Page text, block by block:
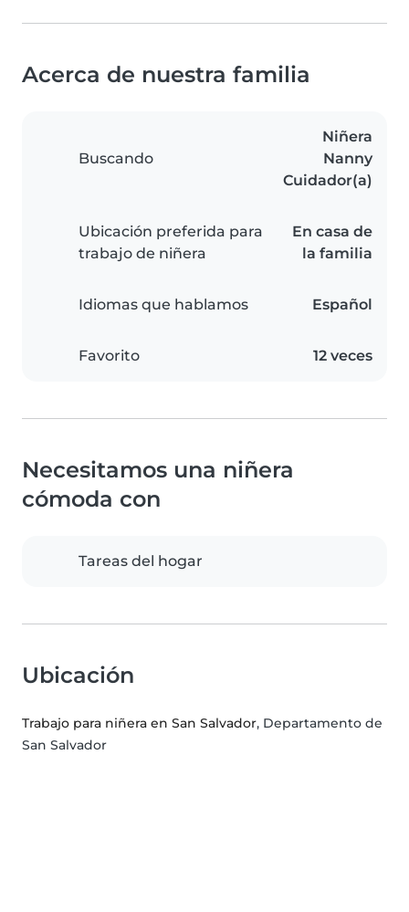
Acerca de nuestra familia
Buscando
Niñera
Nanny
Cuidador(a)
Ubicación preferida para
trabajo de niñera
En casa de
la familia
Idiomas que hablamos Español
Favorito 12 veces
Necesitamos una niñera
cómoda con
Tareas del hogar
Ubicación
Trabajo para niñera en San Salvador, Departamento de
San Salvador